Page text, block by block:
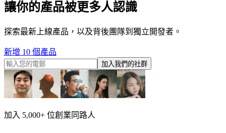
讓你的產品被更多人認識
探索最新上線產品，以及背後團隊到獨立開發者。
新增 10 個產品
加入我們的社群
加入 5,000+ 位創業同路人